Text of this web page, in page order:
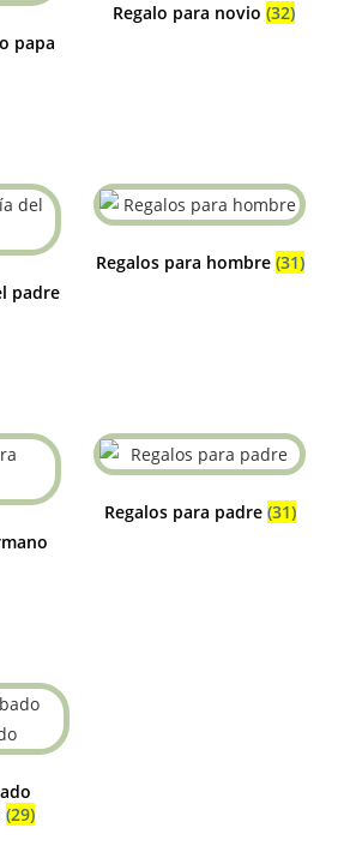
papa
Regalo para novio (32)
padre
Regalos para hombre (31)
Regalos para padre (31)
(29)